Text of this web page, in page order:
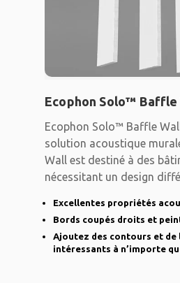
Ecophon Solo™ Baffle
Ecophon Solo™ Baffle
solution acoustique
Wall est destiné à des
nécessitant un design
Excellentes propriétés
Bords coupés droits et
Ajoutez des contours et
intéressants à n’importe